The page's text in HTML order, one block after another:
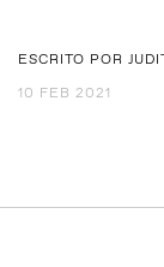
ESCRITO POR
10 FEB 2021